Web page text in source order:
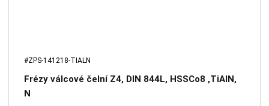
#ZPS-141218-TIALN
Frézy válcové čelní Z4, DIN 844L, HSSCo8 ,TiAlN,
N